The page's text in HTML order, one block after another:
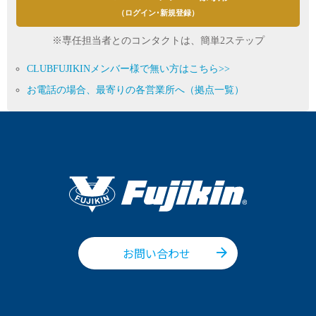
（ログイン･新規登録）
※専任担当者とのコンタクトは、簡単2ステップ
CLUBFUJIKINメンバー様で無い方はこちら>>
お電話の場合、最寄りの各営業所へ（拠点一覧）
お問い合わせ